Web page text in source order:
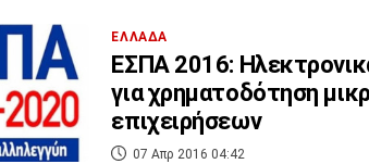
ΕΛΛΑΔΑ
ΕΣΠΑ 2016:
για χρηματοδότηση
επιχειρήσεων
07 Απρ 2016 04:42